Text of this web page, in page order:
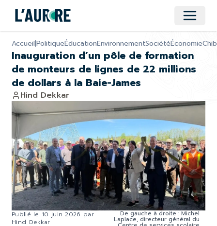
Ouvrir
Accueil|PolitiqueÉducationEnvironnementSociétéÉconomie
Inauguration d’un pôle de formation
de monteurs de lignes de 22 millions
de dollars à la Baie-James
Hind Dekkar
Publié le 10 juin 2026 par
Hind Dekkar
De gauche à droite : Michel
Laplace, directeur général du